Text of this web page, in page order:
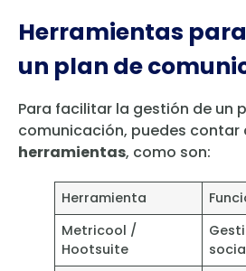
Herramientas
un plan de
Para facilitar la gestión de un
comunicación, puedes contar
herramientas, como son:
Herramienta
Metricool /
Hootsuite